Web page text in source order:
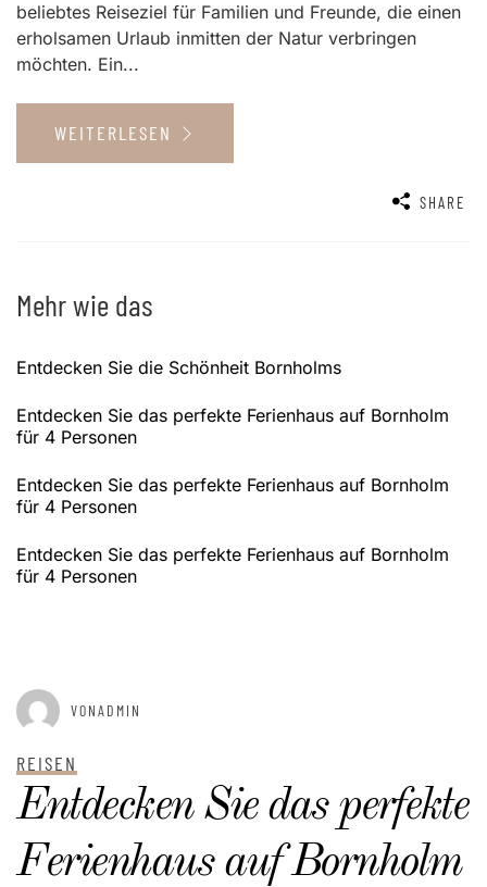
beliebtes Reiseziel für Familien und Freunde, die einen
erholsamen Urlaub inmitten der Natur verbringen
möchten. Ein...
WEITERLESEN
SHARE
Mehr wie das
Entdecken Sie die Schönheit Bornholms
Entdecken Sie das perfekte Ferienhaus auf Bornholm
für 4 Personen
Entdecken Sie das perfekte Ferienhaus auf Bornholm
für 4 Personen
Entdecken Sie das perfekte Ferienhaus auf Bornholm
für 4 Personen
GEPOSTET AM
VONADMIN
REISEN
Entdecken Sie das perfekte
Ferienhaus auf Bornholm